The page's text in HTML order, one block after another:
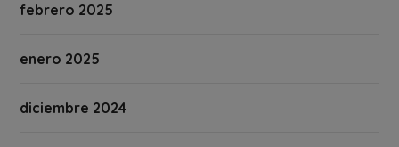
febrero 2025
enero 2025
diciembre 2024